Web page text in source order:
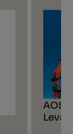
AOS